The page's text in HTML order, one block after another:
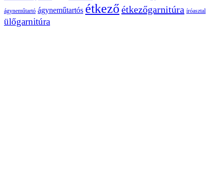
ágyneműtartó ágyneműtartós étkező étkezőgarnitúra íróasztal
ülőgarnitúra